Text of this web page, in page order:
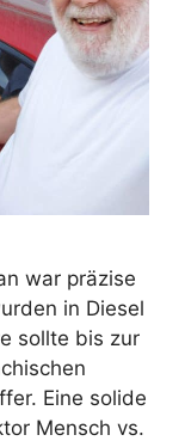
war präzise
in Diesel
sollte bis zur
Eine solide
Mensch vs.